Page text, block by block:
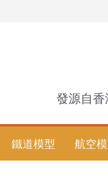
發源自
鐵道模型 航空